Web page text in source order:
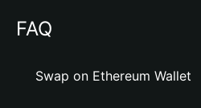
FAQ
Swap on Ethereum Wallet